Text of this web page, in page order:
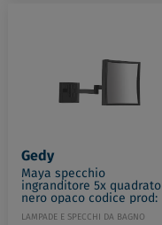
Gedy
Maya specchio
ingranditore 5x quadrato
nero opaco codice prod:
000021131400000
LAMPADE E SPECCHI DA BAGNO